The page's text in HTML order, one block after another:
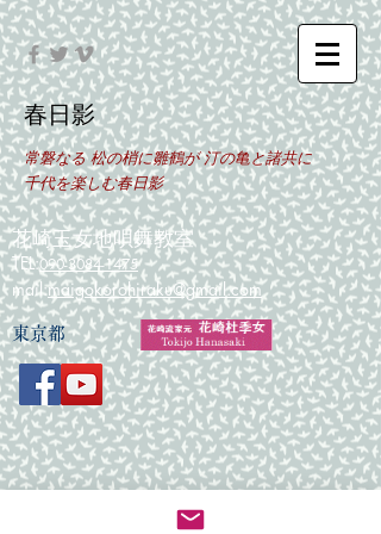
​春日影
常磐なる 松の梢に雛鶴が 汀の亀と諸共に
千代を楽しむ春日影
花崎玉女地唄舞教室
TEL:090-3084-1475
mail:maigokorohiraku@gmail.com
​東京都